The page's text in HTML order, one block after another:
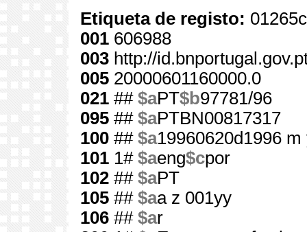
Etiqueta de registo:
001 606988
003 http://
005 20000601160000.0
021 ## $aPT$b97781/96
095 ## $aPTBN00817317
100 ## $a19960620d1996
101 1# $aeng$cpor
102 ## $aPT
105 ## $aa z 001yy
106 ## $ar